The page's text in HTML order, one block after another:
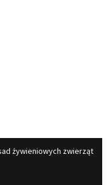
żywieniowych zwierząt